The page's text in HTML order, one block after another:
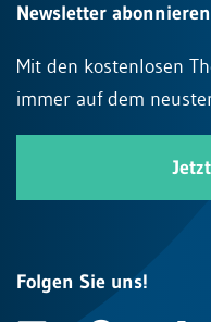
Newsletter abonnieren
Mit den kostenlosen
immer auf dem
Folgen Sie uns!